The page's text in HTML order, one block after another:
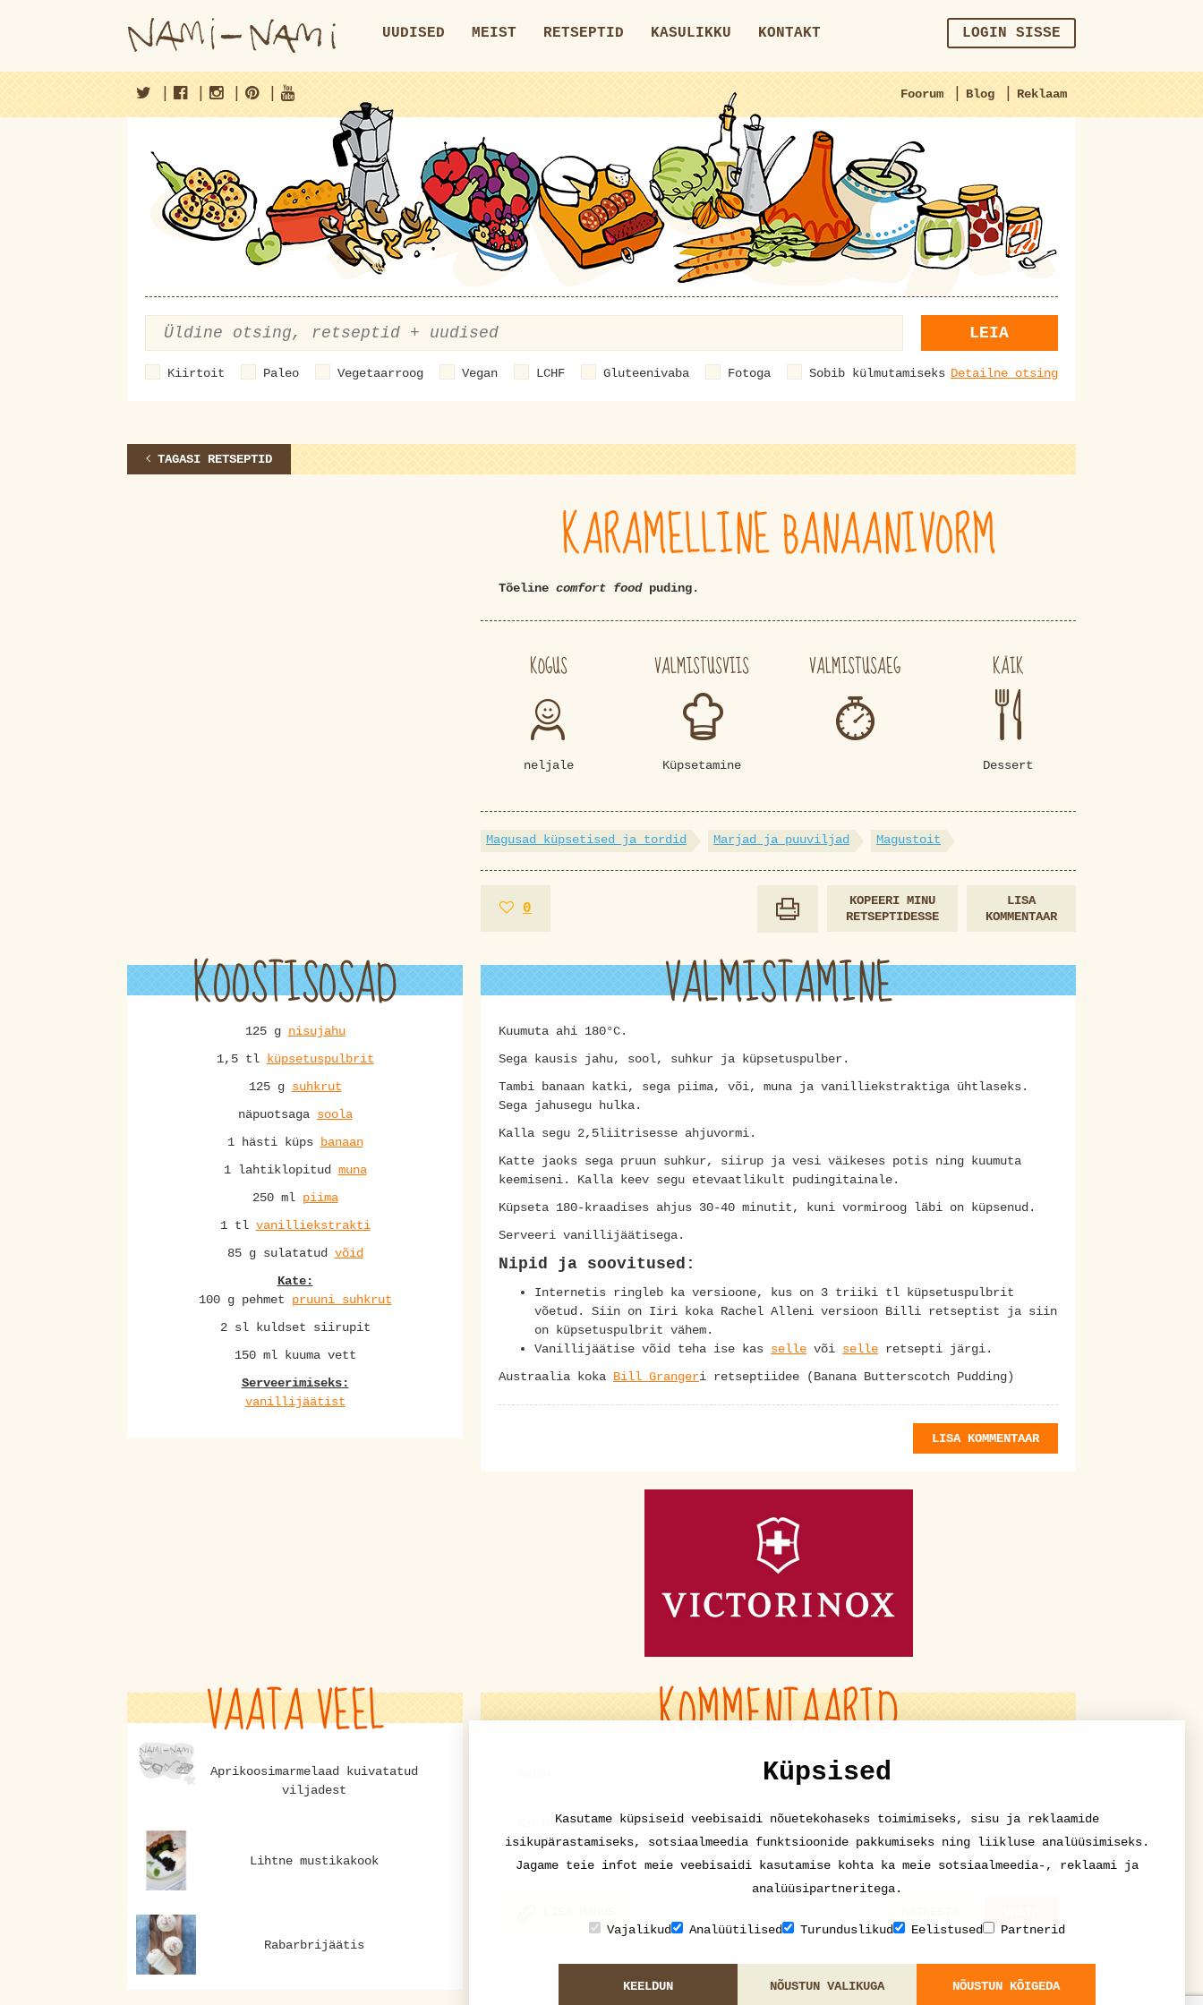
UUDISED MEIST RETSEPTID KASULIKKU KONTAKT LOGIN SISSE
Foorum | Blog | Reklaam
| | | |
LEIA
Kiirtoit Paleo Vegetaarroog Vegan LCHF Gluteenivaba Fotoga Sobib külmutamiseks Detailne otsing
TAGASI RETSEPTID
KARAMELLINE BANAANIVORM
Tõeline comfort foodpuding.
KOGUS
neljale
VALMISTUSVIIS
Küpsetamine
VALMISTUSAEG KÄIK
Dessert
Magusad küpsetised ja tordid Marjad ja puuviljad Magustoit
0
LISA
KOMMENTAAR
KOPEERI MINU
RETSEPTIDESSE
KOOSTISOSAD
125 g nisujahu
1,5 tl küpsetuspulbrit
125 g suhkrut
näpuotsaga soola
1 hästi küps banaan
1 lahtiklopitud muna
250 ml piima
1 tl vanilliekstrakti
85 g sulatatud võid
Kate:
100 g pehmet pruuni suhkrut
2 sl kuldset siirupit
150 ml kuuma vett
Serveerimiseks:
vanillijäätist
VALMISTAMINE
Kuumuta ahi 180°C.
Sega kausis jahu, sool, suhkur ja küpsetuspulber.
Tambi banaan katki, sega piima, või, muna ja vanilliekstraktiga ühtlaseks.
Sega jahusegu hulka.
Kalla segu 2,5liitrisesse ahjuvormi.
Katte jaoks sega pruun suhkur, siirup ja vesi väikeses potis ning kuumuta
keemiseni. Kalla keev segu etevaatlikult pudingitainale.
Küpseta 180-kraadises ahjus 30-40 minutit, kuni vormiroog läbi on küpsenud.
Serveeri vanillijäätisega.
Nipid ja soovitused:
Internetis ringleb ka versioone, kus on 3 triiki tl küpsetuspulbrit
võetud. Siin on Iiri koka Rachel Alleni versioon Billi retseptist ja siin
on küpsetuspulbrit vähem.
Vanillijäätise võid teha ise kas selle või selle retsepti järgi.
Austraalia koka Bill Grangeri retseptiidee (Banana Butterscotch Pudding)
LISA KOMMENTAAR
KOMMENTAARID
VAATA VEEL
Aprikoosimarmelaad kuivatatud
viljadest
Lihtne mustikakook
Rabarbrijäätis
Küpsised
Kasutame küpsiseid veebisaidi nõuetekohaseks toimimiseks, sisu ja reklaamide
isikupärastamiseks, sotsiaalmeedia funktsioonide pakkumiseks ning liikluse analüüsimiseks.
Jagame teie infot meie veebisaidi kasutamise kohta ka meie sotsiaalmeedia-, reklaami ja
analüüsipartneritega.
Vajalikud Analüütilised Turunduslikud Eelistused Partnerid
KEELDUN NÕUSTUN VALIKUGA NÕUSTUN KÕIGEDA